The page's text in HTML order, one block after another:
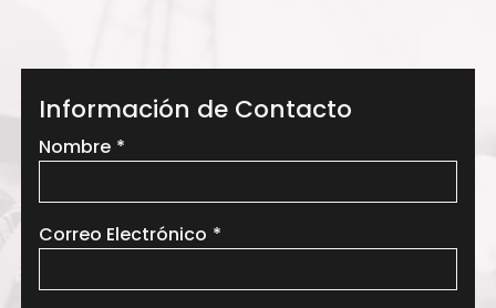
Información de Contacto
Leave
field
blank
Nombre
Correo Electrónico